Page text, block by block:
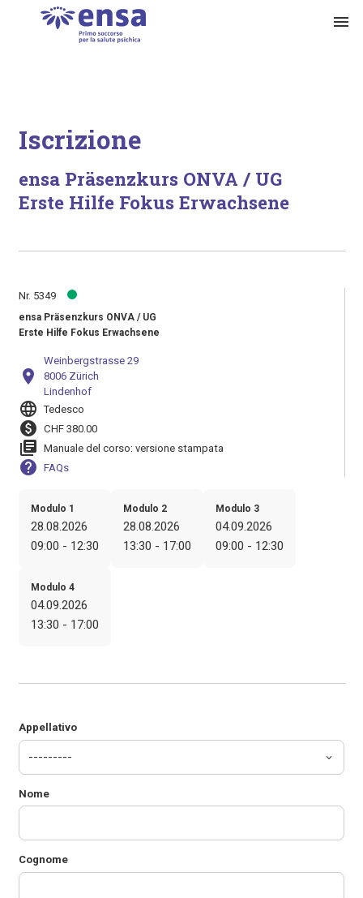
menu
Iscrizione
ensa Präsenzkurs ONVA / UG
Erste Hilfe Fokus Erwachsene
Nr. 5349
ensa Präsenzkurs ONVA / UG
Erste Hilfe Fokus Erwachsene
location_on
Weinbergstrasse 29
8006 Zürich
Lindenhof
language Tedesco
paid CHF 380.00
library_books Manuale del corso: versione stampata
help FAQs
Modulo 1
28.08.2026
09:00 - 12:30
Modulo 2
28.08.2026
13:30 - 17:00
Modulo 3
04.09.2026
09:00 - 12:30
Modulo 4
04.09.2026
13:30 - 17:00
Appellativo
Nome
Cognome